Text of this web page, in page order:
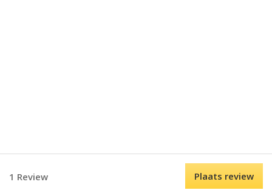
1 Review Plaats review